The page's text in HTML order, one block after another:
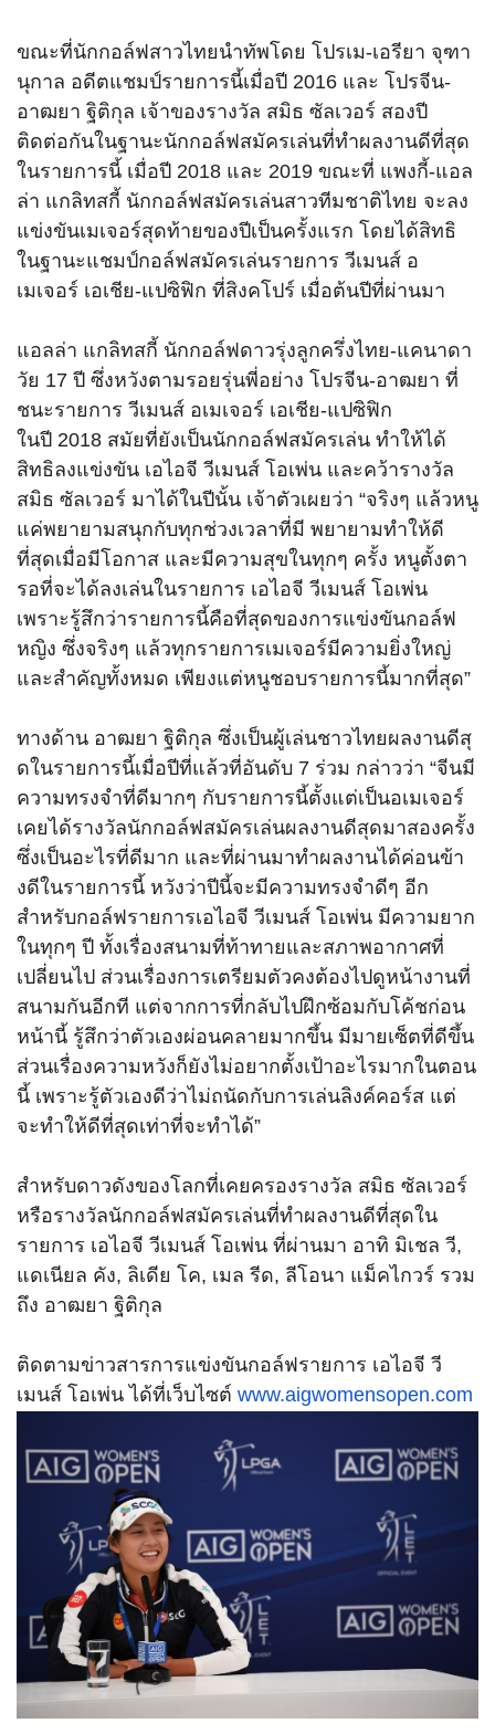
ขณะที่นักกอล์ฟสาวไทยนำทัพโดย โปรเม-เอรียา จุฑา
นุกาล อดีตแชมป์รายการนี้เมื่อปี 2016 และ โปรจีน-
อาฒยา ฐิติกุล เจ้าของรางวัล สมิธ ซัลเวอร์ สองปี
ติดต่อกันในฐานะนักกอล์ฟสมัครเล่นที่ทำผลงานดีที่สุด
ในรายการนี้ เมื่อปี 2018 และ 2019 ขณะที่ แพงกี้-แอล
ล่า แกลิทสกี้ นักกอล์ฟสมัครเล่นสาวทีมชาติไทย จะลง
แข่งขันเมเจอร์สุดท้ายของปีเป็นครั้งแรก โดยได้สิทธิ
ในฐานะแชมป์กอล์ฟสมัครเล่นรายการ วีเมนส์ อ
เมเจอร์ เอเชีย-แปซิฟิก ที่สิงคโปร์ เมื่อต้นปีที่ผ่านมา
แอลล่า แกลิทสกี้ นักกอล์ฟดาวรุ่งลูกครึ่งไทย-แคนาดา
วัย 17 ปี ซึ่งหวังตามรอยรุ่นพี่อย่าง โปรจีน-อาฒยา ที่
ชนะรายการ วีเมนส์ อเมเจอร์ เอเชีย-แปซิฟิก
ในปี 2018 สมัยที่ยังเป็นนักกอล์ฟสมัครเล่น ทำให้ได้
สิทธิลงแข่งขัน เอไอจี วีเมนส์ โอเพ่น และคว้ารางวัล
สมิธ ซัลเวอร์ มาได้ในปีนั้น เจ้าตัวเผยว่า “จริงๆ แล้วหนู
แค่พยายามสนุกกับทุกช่วงเวลาที่มี พยายามทำให้ดี
ที่สุดเมื่อมีโอกาส และมีความสุขในทุกๆ ครั้ง หนูตั้งตา
รอที่จะได้ลงเล่นในรายการ เอไอจี วีเมนส์ โอเพ่น
เพราะรู้สึกว่ารายการนี้คือที่สุดของการแข่งขันกอล์ฟ
หญิง ซึ่งจริงๆ แล้วทุกรายการเมเจอร์มีความยิ่งใหญ่
และสำคัญทั้งหมด เพียงแต่หนูชอบรายการนี้มากที่สุด”
ทางด้าน อาฒยา ฐิติกุล ซึ่งเป็นผู้เล่นชาวไทยผลงานดีสุ
ดในรายการนี้เมื่อปีที่แล้วที่อันดับ 7 ร่วม กล่าวว่า “จีนมี
ความทรงจำที่ดีมากๆ กับรายการนี้ตั้งแต่เป็นอเมเจอร์
เคยได้รางวัลนักกอล์ฟสมัครเล่นผลงานดีสุดมาสองครั้ง
ซึ่งเป็นอะไรที่ดีมาก และที่ผ่านมาทำผลงานได้ค่อนข้า
งดีในรายการนี้ หวังว่าปีนี้จะมีความทรงจำดีๆ อีก
สำหรับกอล์ฟรายการเอไอจี วีเมนส์ โอเพ่น มีความยาก
ในทุกๆ ปี ทั้งเรื่องสนามที่ท้าทายและสภาพอากาศที่
เปลี่ยนไป ส่วนเรื่องการเตรียมตัวคงต้องไปดูหน้างานที่
สนามกันอีกที แต่จากการที่กลับไปฝึกซ้อมกับโค้ชก่อน
หน้านี้ รู้สึกว่าตัวเองผ่อนคลายมากขึ้น มีมายเซ็ตที่ดีขึ้น
ส่วนเรื่องความหวังก็ยังไม่อยากตั้งเป้าอะไรมากในตอน
นี้ เพราะรู้ตัวเองดีว่าไม่ถนัดกับการเล่นลิงค์คอร์ส แต่
จะทำให้ดีที่สุดเท่าที่จะทำได้”
สำหรับดาวดังของโลกที่เคยครองรางวัล สมิธ ซัลเวอร์
หรือรางวัลนักกอล์ฟสมัครเล่นที่ทำผลงานดีที่สุดใน
รายการ เอไอจี วีเมนส์ โอเพ่น ที่ผ่านมา อาทิ มิเชล วี,
แดเนียล คัง, ลิเดีย โค, เมล รีด, ลีโอนา แม็คไกวร์ รวม
ถึง อาฒยา ฐิติกุล
ติดตามข่าวสารการแข่งขันกอล์ฟรายการ เอไอจี วี
เมนส์ โอเพ่น ได้ที่เว็บไซต์ www.aigwomensopen.com